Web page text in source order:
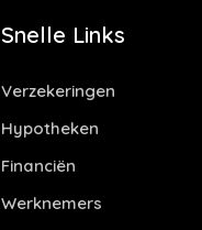
Snelle Links
Verzekeringen
Hypotheken
Financiën
Werknemers